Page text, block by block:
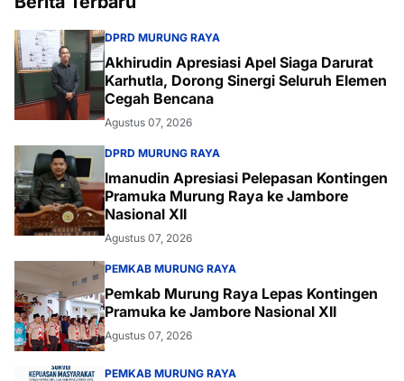
DPRD MURUNG RAYA
Akhirudin Apresiasi Apel Siaga Darurat
Karhutla, Dorong Sinergi Seluruh Elemen
Cegah Bencana
Agustus 07, 2026
DPRD MURUNG RAYA
Imanudin Apresiasi Pelepasan Kontingen
Pramuka Murung Raya ke Jambore
Nasional XII
Agustus 07, 2026
PEMKAB MURUNG RAYA
Pemkab Murung Raya Lepas Kontingen
Pramuka ke Jambore Nasional XII
Agustus 07, 2026
PEMKAB MURUNG RAYA